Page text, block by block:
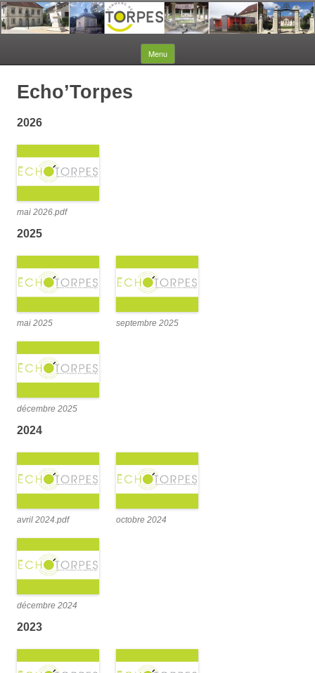
Menu Aller au contenu
Echo’Torpes
2026
mai 2026.pdf
2025
mai 2025 septembre 2025
décembre 2025
2024
avril 2024.pdf octobre 2024
décembre 2024
2023